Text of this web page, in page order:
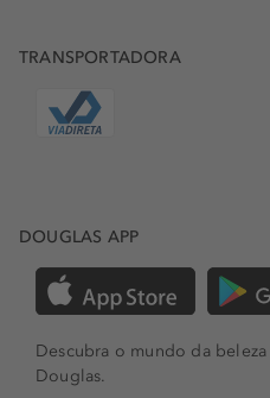
ideal para dar um toque
ocasião.
sem dúvida uma opção
clássica, e com o preto
quando de trata da cor
formais. Além de ser
com qualquer look, desde o
TRANSPORTADORA
DOUGLAS APP
Descubra o mundo da
Douglas.